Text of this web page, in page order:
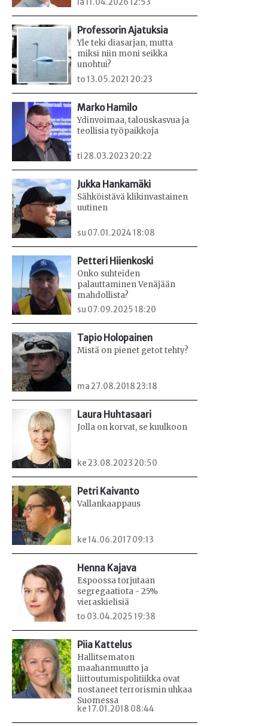
la 11.04.2026 12:53
Professorin Ajatuksia
Yle teki diasarjan, mutta
miksi niin moni seikka
unohtui?
to 13.05.2021 20:23
Marko Hamilo
Ydinvoimaa, talouskasvua ja
teollisia työpaikkoja
ti 28.03.2023 20:22
Jukka Hankamäki
Sähköistävä klikinvastainen
uutinen
su 07.01.2024 18:08
Petteri Hiienkoski
Onko suhteiden
palauttaminen Venäjään
mahdollista?
su 07.09.2025 18:20
Tapio Holopainen
Mistä on pienet getot tehty?
ma 27.08.2018 23:18
Laura Huhtasaari
Jolla on korvat, se kuulkoon
ke 23.08.2023 20:50
Petri Kaivanto
Vallankaappaus
ke 14.06.2017 09:13
Henna Kajava
Espoossa torjutaan
segregaatiota - 25%
vieraskielisiä
to 03.04.2025 19:38
Piia Kattelus
Hallitsematon
maahanmuutto ja
liittoutumispolitiikka ovat
nostaneet terrorismin uhkaa
Suomessa
ke 17.01.2018 08:44